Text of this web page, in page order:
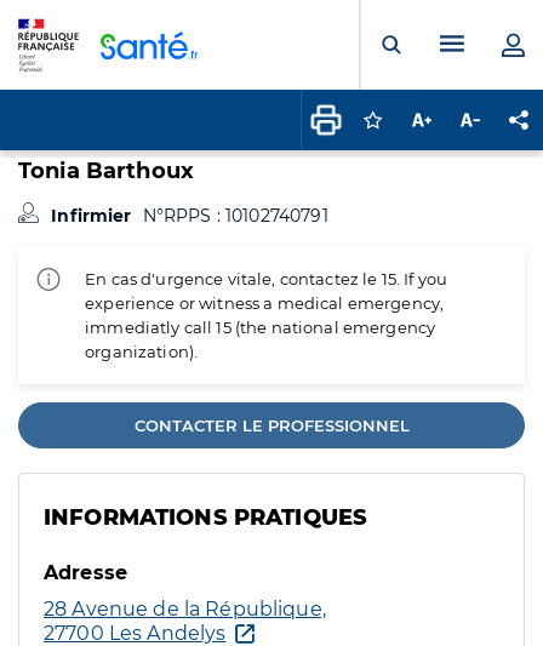
Ouvrir laMenu
Connectez-vous
Augmenter la
Tonia Barthoux
Infirmier N°RPPS : 10102740791
En cas d'urgence vitale, contactez le 15. If you
experience or witness a medical emergency,
immediatly call 15 (the national emergency
organization).
CONTACTER LE PROFESSIONNEL
INFORMATIONS PRATIQUES
Adresse
28 Avenue de la République,
27700 Les Andelys